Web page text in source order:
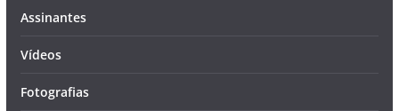
Assinantes
Vídeos
Fotografias